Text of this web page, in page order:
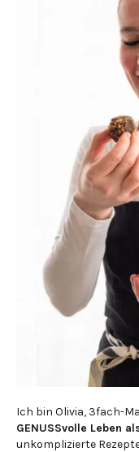
Ich bin Olivia, 3fach-
GENUSSvolle Leben
unkomplizierte